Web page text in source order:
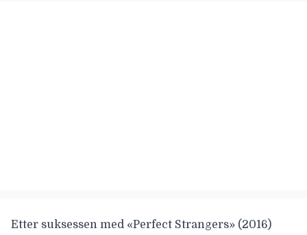
Etter suksessen med «Perfect Strangers» (2016)